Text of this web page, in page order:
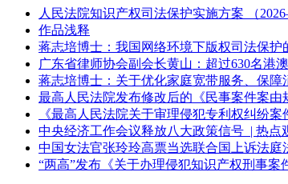
人民法院知识产权司法保护实施方案 （
作品浅释
蒋志培博士：我国网络环境下版权司法保护
广东省律师协会副会长黄山：超过630名港
蒋志培博士：关于优化家庭宽带服务、保
最高人民法院发布修改后的《民事案件案由
《最高人民法院关于审理侵犯专利权纠纷
中央经济工作会议释放八大政策信号 ​ | 热点
中国女法官张玲玲高票当选联合国上诉法庭
“两高”发布《关于办理侵犯知识产权刑事案